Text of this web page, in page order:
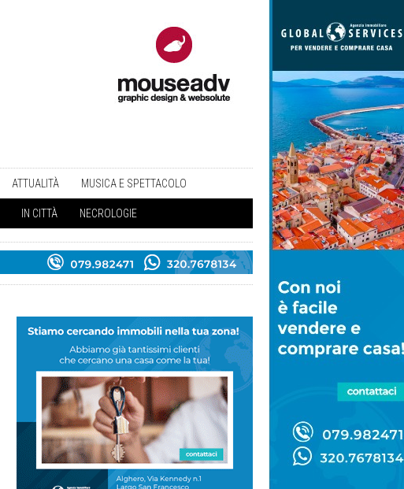
ATTUALITÀ MUSICA E SPETTACOLO
IN CITTÀ NECROLOGIE